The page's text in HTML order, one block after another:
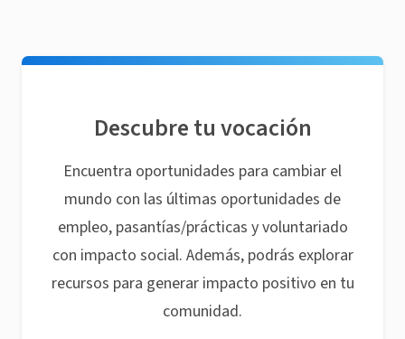
Descubre tu vocación
Encuentra oportunidades para cambiar el
mundo con las últimas oportunidades de
empleo, pasantías/prácticas y voluntariado
con impacto social. Además, podrás explorar
recursos para generar impacto positivo en tu
comunidad.